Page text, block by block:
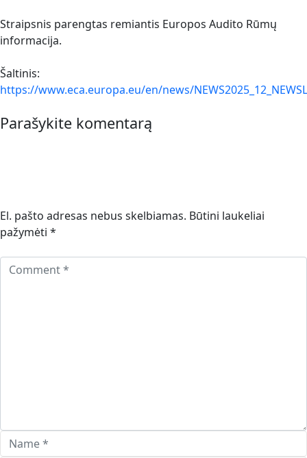
Straipsnis parengtas remiantis Europos Audito Rūmų
informacija.
Šaltinis:
https://www.eca.europa.eu/en/news/
Parašykite komentarą
El. pašto adresas nebus skelbiamas. Būtini laukeliai
pažymėti *